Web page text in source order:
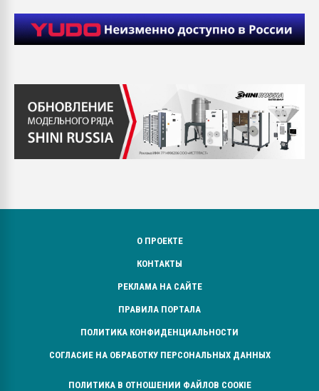
О ПРОЕКТЕ
КОНТАКТЫ
РЕКЛАМА НА САЙТЕ
ПРАВИЛА ПОРТАЛА
ПОЛИТИКА КОНФИДЕНЦИАЛЬНОСТИ
СОГЛАСИЕ НА ОБРАБОТКУ ПЕРСОНАЛЬНЫХ ДАННЫХ
ПОЛИТИКА В ОТНОШЕНИИ ФАЙЛОВ COOKIE